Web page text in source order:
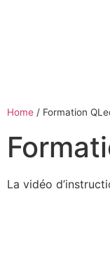
Home / Formation
La vidéo